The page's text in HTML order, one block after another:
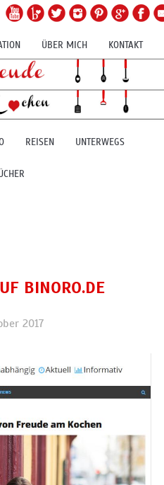
ÜBER MICH KONTAKT
REISEN UNTERWEGS
BINORO.DE
2017